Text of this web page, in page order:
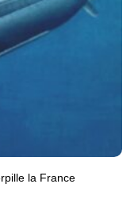
la France